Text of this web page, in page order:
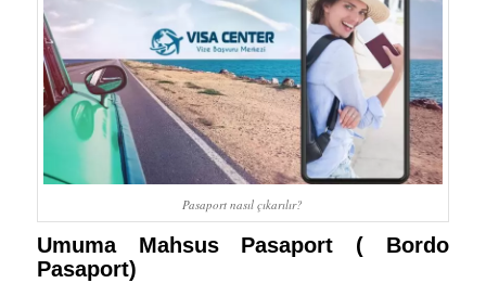
Pasaport nasıl çıkarılır?
Umuma Mahsus Pasaport ( Bordo
Pasaport)